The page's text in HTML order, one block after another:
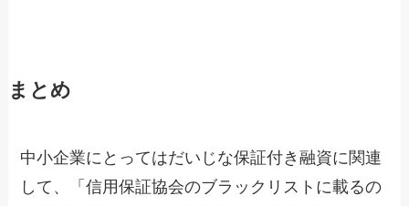
まとめ
中小企業にとってはだいじな保証付き融資に関連
して、「信用保証協会のブラックリストに載るの